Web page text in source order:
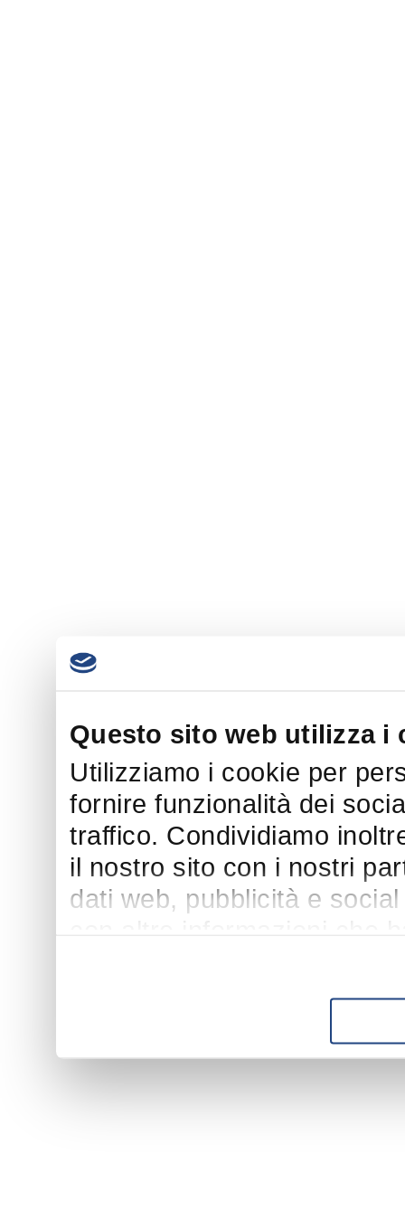
Questo sito web utilizza i
Utilizziamo i cookie per
fornire funzionalità dei
traffico. Condividiamo
il nostro sito con i nostri
dati web, pubblicità e